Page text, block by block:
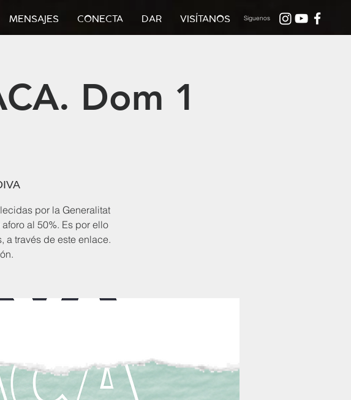
MENSAJES CONECTA DAR VISÍTANOS Siguenos
Dom 1
por la Generalitat
al 50%. Es por ello
a través de este enlace.